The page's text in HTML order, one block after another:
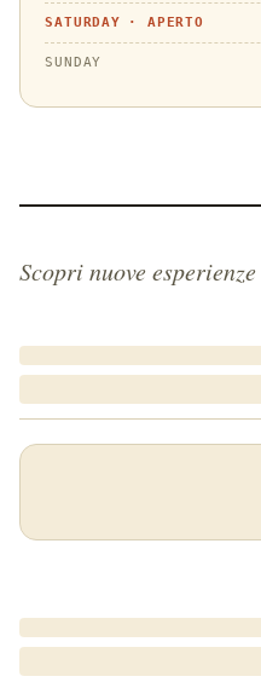
SATURDAY · APERTO
SUNDAY
Scopri nuove